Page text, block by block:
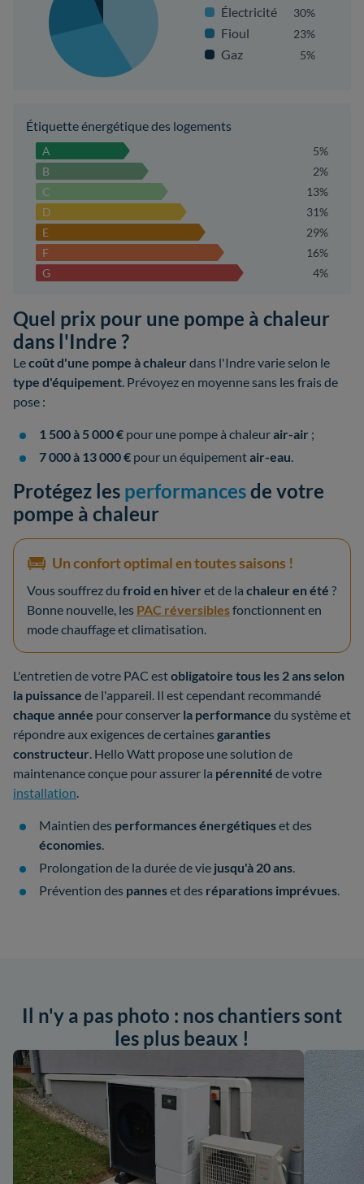
Électricité 30%
Fioul 23%
Gaz 5%
Étiquette énergétique des logements
A
5%
B
2%
C
13%
D
31%
E
29%
F
16%
G
4%
Quel prix pour une pompe à chaleur
dans l'Indre ?
Lecoût d'une pompe à chaleur dans l'Indre varie selon le
type d'équipement. Prévoyez en moyenne sans les frais de
pose :
1 500 à 5 000 € pour une pompe à chaleurair-air ;
7 000 à 13 000 € pour un équipementair-eau.
Protégez les performancesde votre
pompe à chaleur
Un confort optimal en toutes saisons !
Vous souffrez du froid en hiver et de la chaleur en été ?
Bonne nouvelle, les PAC réversiblesfonctionnent en
mode chauffage et climatisation.
L'entretien de votre PAC estobligatoire tous les 2 ans selon
la puissance de l'appareil. Il est cependant recommandé
chaque année pour conserver la performance du système et
répondre aux exigences de certainesgaranties
constructeur. Hello Watt propose une solution de
maintenance conçue pour assurer la pérennité de votre
installation.
Maintien des performances énergétiqueset des
économies.
Prolongation de la durée de vie jusqu'à 20 ans.
Prévention des panneset des réparations imprévues.
Il n'y a pas photo : nos chantiers sont
les plus beaux !